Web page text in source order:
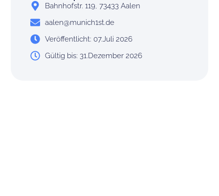
Bahnhofstr. 119, 73433 Aalen
aalen@munich1st.de
Veröffentlicht: 07.Juli 2026
Gültig bis: 31.Dezember 2026